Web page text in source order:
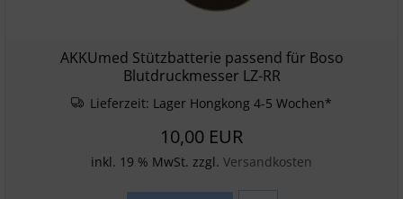
AKKUmed Stützbatterie passend für Boso
Blutdruckmesser LZ-RR
Lieferzeit: Lager Hongkong 4-5 Wochen*
10,00 EUR
inkl. 19 % MwSt. zzgl. Versandkosten